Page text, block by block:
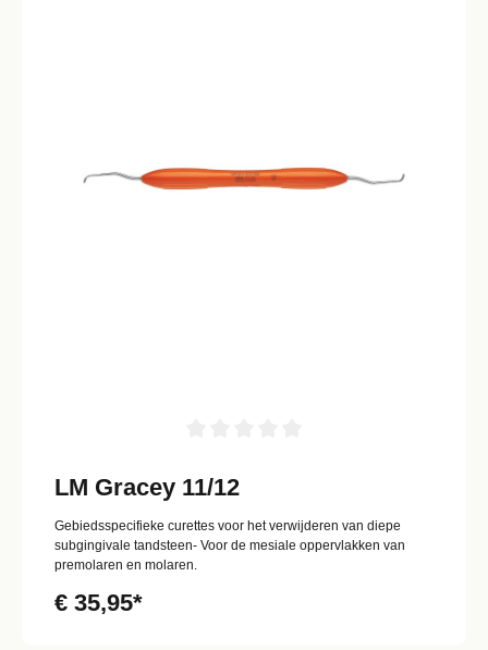
LM Gracey 11/12
Gebiedsspecifieke curettes voor het verwijderen van diepe
subgingivale tandsteen- Voor de mesiale oppervlakken van
premolaren en molaren.
€ 35,95*